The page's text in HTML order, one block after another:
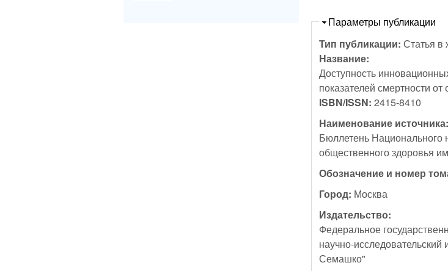
Скрыть
Параметры публикации
Тип публикации:Статья в
Название:
Доступность
показателей смертности
ISBN/ISSN:2415-8410
Наименование источника:
Бюллетень Национального
общественного здоровья
Обозначение и номер
Город: Москва
Издательство:
Федеральное
научно-
Семашко"